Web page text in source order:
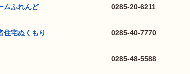
ムふれんど 0285-20-6211
住宅ぬくもり 0285-40-7770
0285-48-5588